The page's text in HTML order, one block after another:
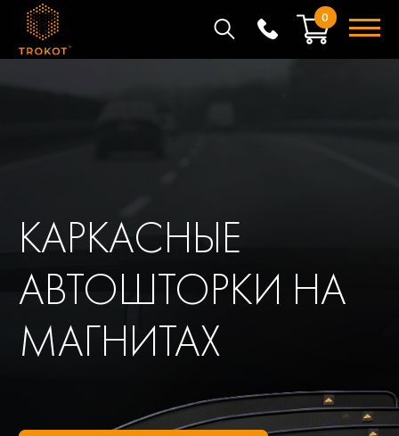
0
КАРКАСНЫЕ
АВТОШТОРКИ НА
МАГНИТАХ